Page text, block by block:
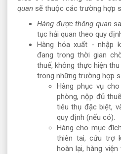
quan sẽ thuộc các trường hợp
Hàng được thông quan
tục hải quan theo quy
Hàng hóa xuất - nhập
đang trong thời gian
thuế, không thực hiện
trong những trường hợp
Hàng phục vụ
phòng, nộp đủ
tiêu thụ đặc biệt,
quy định (nếu có).
Hàng cho mục
thiên tai, cứu trợ
hoàn lại, hàng